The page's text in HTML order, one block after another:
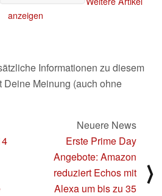
anzeigen
Informationen zu diesem
Meinung (auch ohne
Neuere News
Erste Prime Day
Angebote: Amazon
reduziert Echos mit
Alexa um bis zu 35
⟩